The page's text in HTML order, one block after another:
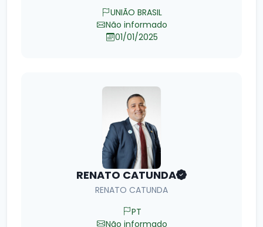
UNIÃO BRASIL
Não informado
01/01/2025
RENATO CATUNDA
RENATO CATUNDA
PT
Não informado